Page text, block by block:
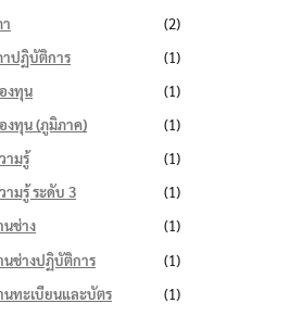
(2)
าปฏิบัติการ
(1)
งทุน
(1)
งทุน (ภูมิภาค)
(1)
ามรู้
(1)
ามรู้ ระดับ 3
(1)
นช่าง
(1)
นช่างปฏิบัติการ
(1)
นทะเบียนและบัตร
(1)